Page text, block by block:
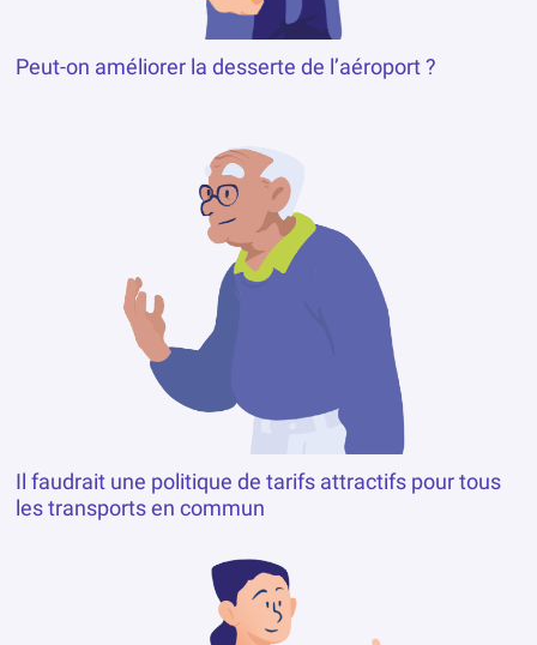
Peut-on améliorer la desserte de l’aéroport ?
Il faudrait une politique de tarifs attractifs pour tous
les transports en commun